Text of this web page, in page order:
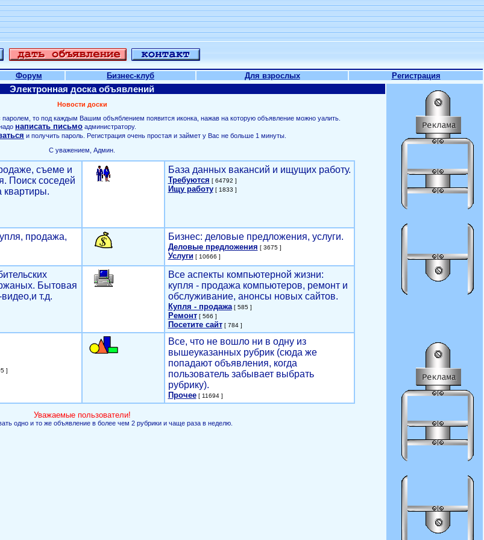
Форум Бизнес-клуб Для взрослых Регистрация
Электронная доска объявлений
Новости доски
то под каждым Вашим объяблением появится иконка, нажав на которую объявление можно уалить.
написать письмо администратору.
и получить пароль. Регистрация очень простая и займет у Вас не больше 1 минуты.
С уважением, Админ.
съеме и
Поиск соседей
квартиры.
База данных вакансий и ищущих работу.
Требуются [ 64792 ]
Ищу работу[ 1833 ]
продажа,
Бизнес: деловые предложения, услуги.
Деловые предложения [ 3675 ]
Услуги[ 10666 ]
Бытовая
т.д.
Все аспекты компьютерной жизни:
купля - продажа компьютеров, ремонт и
обслуживание, анонсы новых сайтов.
Купля - продажа[ 585 ]
Ремонт[ 566 ]
Посетите сайт[ 784 ]
]
Все, что не вошло ни в одну из
вышеуказанных рубрик (сюда же
попадают объявления, когда
пользователь забывает выбрать
рубрику).
Прочее[ 11694 ]
Уважаемые пользователи!
одно и то же объявление в более чем 2 рубрики и чаще раза в неделю.